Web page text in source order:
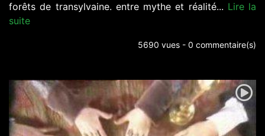
forêts de transylvaine. entre mythe et réalité... Lire la
suite
5690 vues - 0 commentaire(s)